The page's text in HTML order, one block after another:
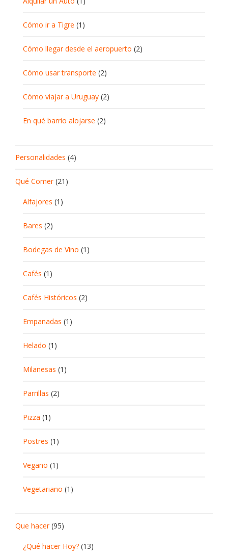
Cómo ir a Tigre (1)
Cómo llegar desde el aeropuerto (2)
Cómo usar transporte (2)
Cómo viajar a Uruguay (2)
En qué barrio alojarse (2)
Personalidades (4)
Qué Comer(21)
Alfajores (1)
Bares (2)
Bodegas de Vino (1)
Cafés (1)
Cafés Históricos (2)
Empanadas (1)
Helado (1)
Milanesas (1)
Parrillas (2)
Pizza (1)
Postres (1)
Vegano (1)
Vegetariano (1)
Que hacer(95)
¿Qué hacer Hoy? (13)